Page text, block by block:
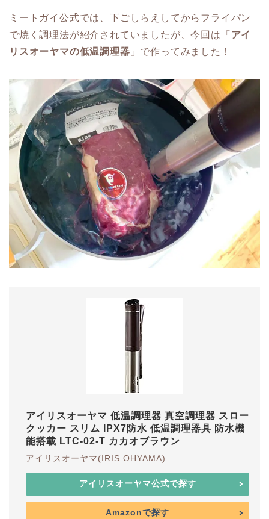
ミートガイ公式では、下ごしらえしてからフライパン
で焼く調理法が紹介されていましたが、今回は「 アイ
リスオーヤマの低温調理器 」で作ってみました！
アイリスオーヤマ 低温調理器 真空調理器 スロー
クッカー スリム IPX7防水 低温調理器具 防水機
能搭載 LTC-02-T カカオブラウン
アイリスオーヤマ(IRIS OHYAMA)
アイリスオーヤマ公式で探す
Amazonで探す